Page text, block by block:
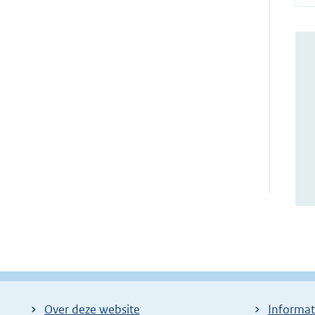
Over deze website